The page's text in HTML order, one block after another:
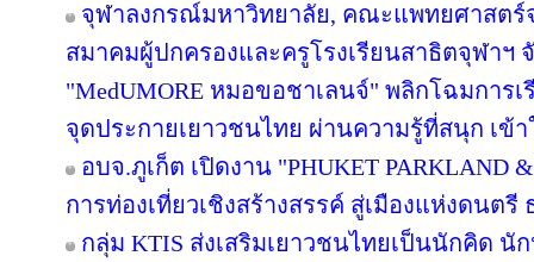
จุฬาลงกรณ์มหาวิทยาลัย, คณะแพทยศาสตร์
สมาคมผู้ปกครองและครูโรงเรียนสาธิตจุฬาฯ
"MedUMORE หมอขอชาเลนจ์" พลิกโฉมการเรี
จุดประกายเยาวชนไทย ผ่านความรู้ที่สนุก เข้า
อบจ.ภูเก็ต เปิดงาน "PHUKET PARKLAND
การท่องเที่ยวเชิงสร้างสรรค์ สู่เมืองแห่งดนต
กลุ่ม KTIS ส่งเสริมเยาวชนไทยเป็นนักคิด นั